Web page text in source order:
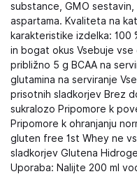
substance, GMO
aspartama. Kvaliteta na
karakteristike izdelka: 100
in bogat okus Vsebuje vse
približno 5 g BCAA na
glutamina na serviranje
prisotnih sladkorjev Brez
sukralozo Pripomore k
Pripomore k ohranjanju
gluten free 1st Whey ne
sladkorjev Glutena
Uporaba: Nalijte 200 ml